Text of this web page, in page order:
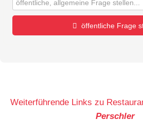
öffentliche Frage
Weiterführende Links zu
Perschler